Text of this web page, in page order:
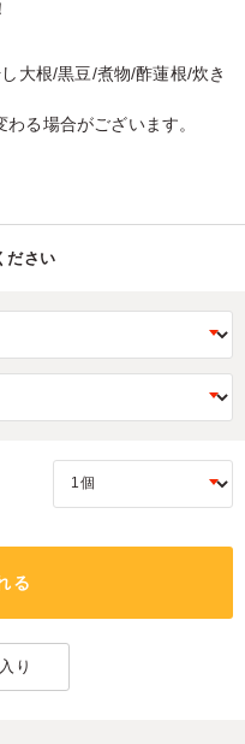
大根/黒豆/煮物/酢蓮根/炊き
る場合がございます。
ださい
る
り